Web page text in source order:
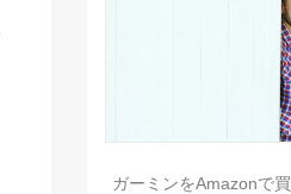
ガーミンをAmazonで